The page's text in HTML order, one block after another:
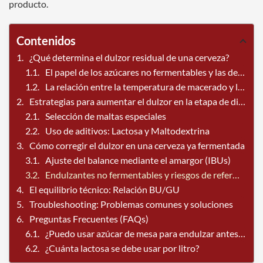
producto.
Contenidos
¿Qué determina el dulzor residual de una cerveza?
El papel de los azúcares no fermentables y las dextrinas
La relación entre la temperatura de macerado y la atenuación
Estrategias para aumentar el dulzor en la etapa de diseño
Selección de maltas especiales
Uso de aditivos: Lactosa y Maltodextrina
Cómo corregir el dulzor en una cerveza ya fermentada
Ajuste del balance mediante el amargor (IBUs)
Endulzantes no fermentables y riesgos de refermentación
El equilibrio técnico: Relación BU/GU
Troubleshooting: Problemas comunes y soluciones
Preguntas Frecuentes (FAQs)
¿Puedo usar azúcar de mesa para endulzar antes de embotellar?
¿Cuánta lactosa se debe usar por litro?